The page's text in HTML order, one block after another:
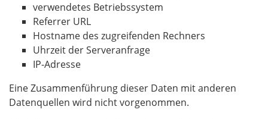
verwendetes Betriebssystem
Referrer URL
Hostname des zugreifenden Rechners
Uhrzeit der Serveranfrage
IP-Adresse
Eine Zusammenführung dieser Daten mit anderen
Datenquellen wird nicht vorgenommen.